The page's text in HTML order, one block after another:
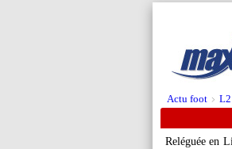
Actu foot > L2
Reléguée en